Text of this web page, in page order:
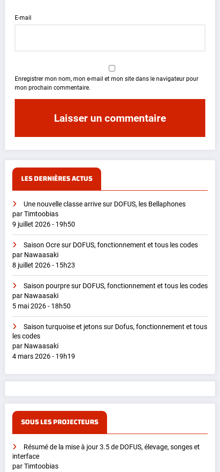
E-mail
Enregistrer mon nom, mon e-mail et mon site dans le navigateur pour
mon prochain commentaire.
LES DERNIÈRES ACTUS
Une nouvelle classe arrive sur DOFUS, les Bellaphones
par Timtoobias
9 juillet 2026 - 19h50
Saison Ocre sur DOFUS, fonctionnement et tous les codes
par Nawaasaki
8 juillet 2026 - 15h23
Saison pourpre sur DOFUS, fonctionnement et tous les codes
par Nawaasaki
5 mai 2026 - 18h50
Saison turquoise et jetons sur Dofus, fonctionnement et tous
les codes
par Nawaasaki
4 mars 2026 - 19h19
SOUS LES PROJECTEURS
Résumé de la mise à jour 3.5 de DOFUS, élevage, songes et
interface
par Timtoobias